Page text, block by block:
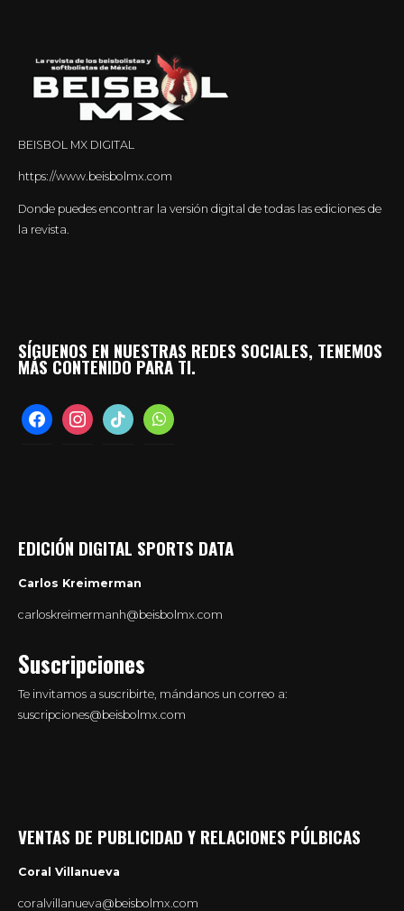
BEISBOL MX DIGITAL
https://www.beisbolmx.com
Donde puedes encontrar la versión digital de todas las ediciones de
la revista.
SÍGUENOS EN NUESTRAS REDES SOCIALES, TENEMOS
MÁS CONTENIDO PARA TI.
facebookinstagramtiktok whatsapp
EDICIÓN DIGITAL SPORTS DATA
Carlos Kreimerman
carloskreimermanh@beisbolmx.com
Suscripciones
Te invitamos a suscribirte, mándanos un correo a:
suscripciones@beisbolmx.com
VENTAS DE PUBLICIDAD Y RELACIONES PÚLBICAS
Coral Villanueva
coralvillanueva@beisbolmx.com